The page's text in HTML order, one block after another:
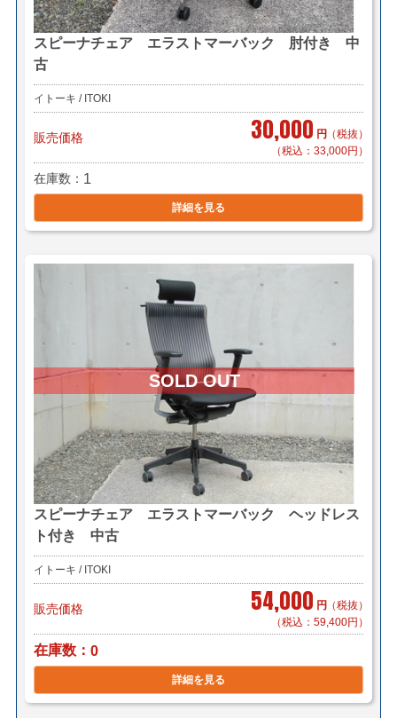
スピーナチェア エラストマーバック 肘付き 中
古
イトーキ / ITOKI
販売価格 30,000 円 （税抜）
（税込：33,000円）
在庫数 1
詳細を見る
スピーナチェア エラストマーバック ヘッドレス
ト付き 中古
イトーキ / ITOKI
販売価格 54,000 円 （税抜）
（税込：59,400円）
在庫数 0
詳細を見る